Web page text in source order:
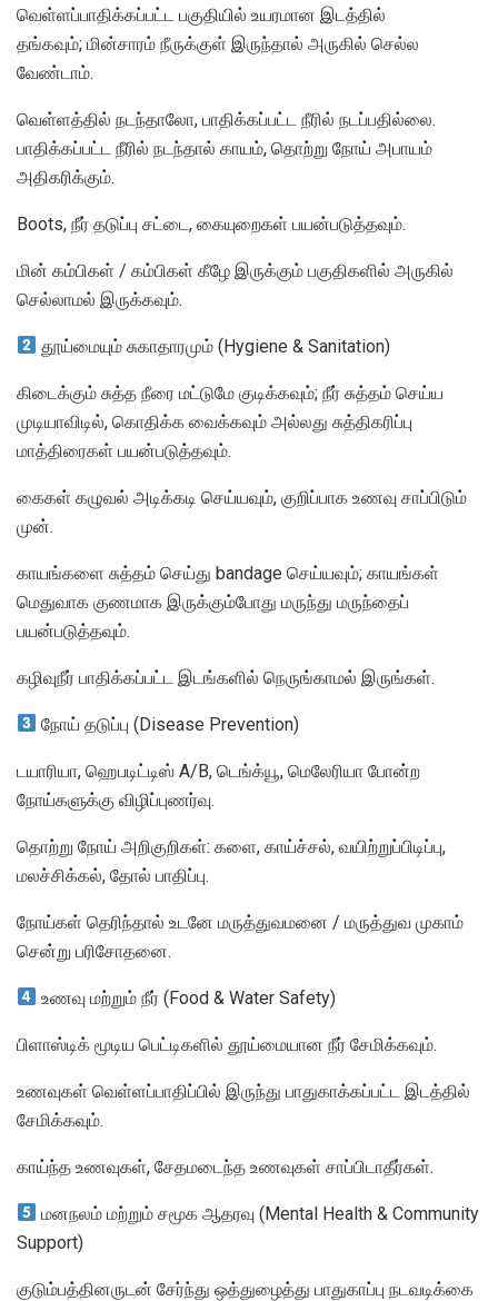
வெள்ளப்பாதிக்கப்பட்ட பகுதியில் உயரமான இடத்தில்
தங்கவும்; மின்சாரம் நீருக்குள் இருந்தால் அருகில் செல்ல
வேண்டாம்.
வெள்ளத்தில் நடந்தாலோ, பாதிக்கப்பட்ட நீரில் நடப்பதில்லை.
பாதிக்கப்பட்ட நீரில் நடந்தால் காயம், தொற்று நோய் அபாயம்
அதிகரிக்கும்.
Boots, நீர் தடுப்பு சட்டை, கையுறைகள் பயன்படுத்தவும்.
மின் கம்பிகள் / கம்பிகள் கீழே இருக்கும் பகுதிகளில் அருகில்
செல்லாமல் இருக்கவும்.
தூய்மையும் சுகாதாரமும் (Hygiene & Sanitation)
கிடைக்கும் சுத்த நீரை மட்டுமே குடிக்கவும்; நீர் சுத்தம் செய்ய
முடியாவிடில், கொதிக்க வைக்கவும் அல்லது சுத்திகரிப்பு
மாத்திரைகள் பயன்படுத்தவும்.
கைகள் கழுவல் அடிக்கடி செய்யவும், குறிப்பாக உணவு சாப்பிடும்
முன்.
காயங்களை சுத்தம் செய்து bandage செய்யவும்; காயங்கள்
மெதுவாக குணமாக இருக்கும்போது மருந்து மருந்தைப்
பயன்படுத்தவும்.
கழிவுநீர் பாதிக்கப்பட்ட இடங்களில் நெருங்காமல் இருங்கள்.
நோய் தடுப்பு (Disease Prevention)
டயாரியா, ஹெபடிட்டிஸ் A/B, டெங்க்யூ, மெலேரியா போன்ற
நோய்களுக்கு விழிப்புணர்வு.
தொற்று நோய் அறிகுறிகள்: களை, காய்ச்சல், வயிற்றுப்பிடிப்பு,
மலச்சிக்கல், தோல் பாதிப்பு.
நோய்கள் தெரிந்தால் உடனே மருத்துவமனை / மருத்துவ முகாம்
சென்று பரிசோதனை.
உணவு மற்றும் நீர் (Food & Water Safety)
பிளாஸ்டிக் மூடிய பெட்டிகளில் தூய்மையான நீர் சேமிக்கவும்.
உணவுகள் வெள்ளப்பாதிப்பில் இருந்து பாதுகாக்கப்பட்ட இடத்தில்
சேமிக்கவும்.
காய்ந்த உணவுகள், சேதமடைந்த உணவுகள் சாப்பிடாதீர்கள்.
மனநலம் மற்றும் சமூக ஆதரவு (Mental Health & Community
Support)
குடும்பத்தினருடன் சேர்ந்து ஒத்துழைத்து பாதுகாப்பு நடவடிக்கை